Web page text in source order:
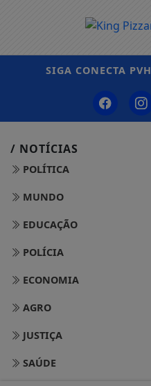
SIGA CONECTA PVH
/ NOTÍCIAS
POLÍTICA
MUNDO
EDUCAÇÃO
POLÍCIA
ECONOMIA
AGRO
JUSTIÇA
SAÚDE